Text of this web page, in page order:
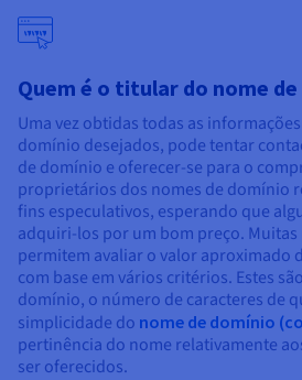
Quem é o titular do nome
Uma vez obtidas todas as
domínio desejados, pode tentar
de domínio e oferecer-se para o
proprietários dos nomes de domínio
fins especulativos, esperando que
adquiri-los por um bom preço.
permitem avaliar o valor aproximado
com base em vários critérios. Estes
domínio, o número de caracteres de
simplicidade do nome de domínio
pertinência do nome relativamente
ser oferecidos.